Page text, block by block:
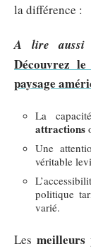
la différence :
A lire
Découvrez
paysage
La
attractions
Une
véritable
politique
varié.
Les meilleurs